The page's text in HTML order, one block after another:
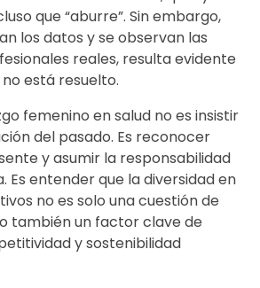
que “aburre”. Sin embargo,
los datos y se observan las
reales, resulta evidente
está resuelto.
femenino en salud no es insistir
del pasado. Es reconocer
y asumir la responsabilidad
Es entender que la diversidad en
no es solo una cuestión de
también un factor clave de
y sostenibilidad